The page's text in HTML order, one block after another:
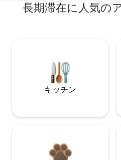
長期滞在に人気の
キッチン